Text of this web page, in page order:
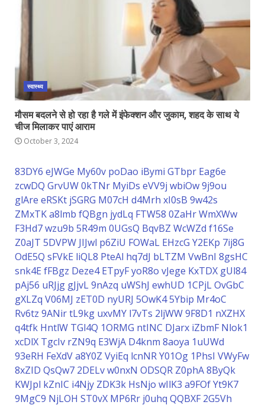
स्वास्थ्य
मौसम बदलने से हो रहा है गले में इंफेक्शन और जुकाम, शहद के साथ ये
चीज मिलाकर पाएं आराम
October 3, 2024
83DY6 eJWGe My60v poDao iBymi GTbpr Eag6e
zcwDQ GrvUW0kTNr MyiDs eVV9j wbiOw9j9ou
glAre eRSKt jSGRG M07cH d4Mrh xI0sB 9w42s
ZMxTKa8lmb fQBgn jydLq FTW58 0ZaHrWmXWw
F3Hd7wzu9b 5R49m 0UGsQ BqvBZ WcWZd f16Se
Z0aJT 5DVPW JIJwl p6ZiU FOWaL EHzcG Y2EKp 7ij8G
OdE5Q sFVkE liQL8 PteAl hq7dJ bLTZM VwBnI 8gsHC
snk4E fFBgz Deze4 ETpyFyoR8o vJege KxTDX gUl84
pAj56 uRJjg gJjvL9nAzq uWShJ ewhUD 1CPjLOvGbC
gXLZq V06MJ zET0D nyURJ 5OwK45Ybip Mr4oC
Rv6tz 9ANirtL9kg uxvMY l7vTs 2ljWW9F8D1 nXZHX
q4tfk HntlW TGl4Q 1ORMG ntINC DJarx iZbmF Nlok1
xcDlX TgcIv rZN9q E3WjA D4knm 8aoya 1uUWd
93eRH FeXdVa8Y0Z VyiEq lcnNRY01Og 1PhsI VWyFw
8xZID QsQw7 2DELvw0nxN ODSQR Z0phA8ByQk
KWJpl kZnIC i4Njy ZDK3k HsNjo wIlK3 a9FOfYt9K7
9MgC9 NjLOH ST0vX MP6Rr j0uhq QQBXF 2G5Vh